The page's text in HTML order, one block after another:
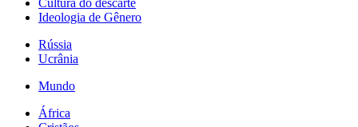
Cultura do descarte
Ideologia de Gênero
Rússia
Ucrânia
Mundo
África